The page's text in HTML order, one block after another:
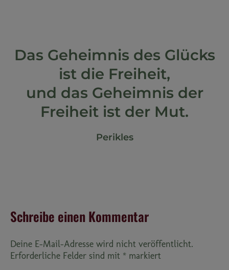
Das Geheimnis des Glücks
ist die Freiheit,
und das Geheimnis der
Freiheit ist der Mut.
Perikles
Schreibe einen Kommentar
Deine E-Mail-Adresse wird nicht veröffentlicht.
Erforderliche Felder sind mit * markiert